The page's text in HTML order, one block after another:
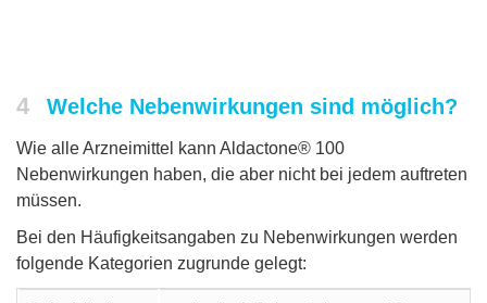
4 Welche Nebenwirkungen sind möglich?
Wie alle Arzneimittel kann Aldactone® 100
Nebenwirkungen haben, die aber nicht bei jedem auftreten
müssen.
Bei den Häufigkeitsangaben zu Nebenwirkungen werden
folgende Kategorien zugrunde gelegt: